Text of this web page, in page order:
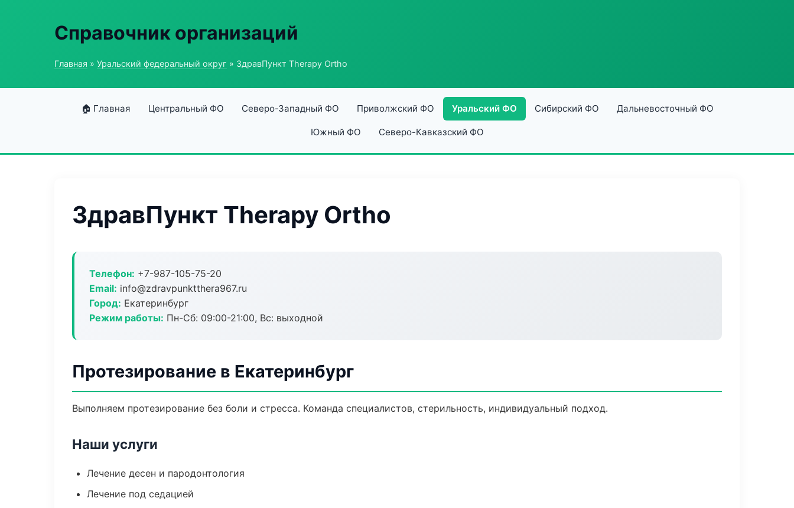
Справочник организаций
Главная » Уральский федеральный округ » ЗдравПункт Therapy Ortho
🏠 Главная Центральный ФО Северо-Западный ФО Приволжский ФО Уральский ФО Сибирский ФО Дальневосточный ФО
Южный ФО Северо-Кавказский ФО
ЗдравПункт Therapy Ortho
Телефон: +7-987-105-75-20
Email: info@zdravpunktthera967.ru
Город: Екатеринбург
Режим работы: Пн-Сб: 09:00-21:00, Вс: выходной
Протезирование в Екатеринбург
Выполняем протезирование без боли и стресса. Команда специалистов, стерильность, индивидуальный подход.
Наши услуги
Лечение десен и пародонтология
Лечение под седацией